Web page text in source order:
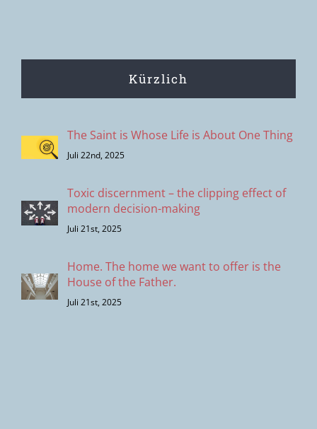
Kürzlich
The Saint is Whose Life is About One Thing
Juli 22nd, 2025
Toxic discernment – the clipping effect of
modern decision-making
Juli 21st, 2025
Home. The home we want to offer is the
House of the Father.
Juli 21st, 2025